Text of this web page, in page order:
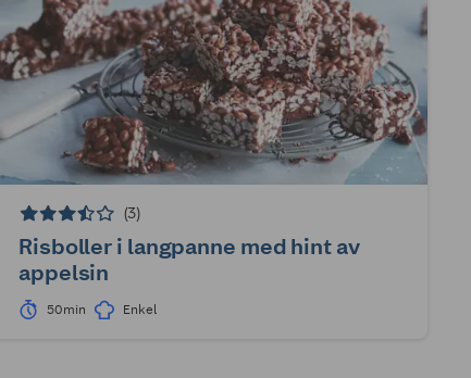
(3)
Risboller i langpanne med hint av
appelsin
50min Enkel